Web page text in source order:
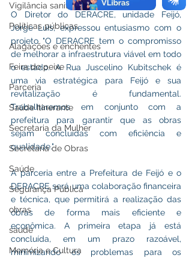
Vigilância sanitária
Políticas públicas
Alagações e enchentes
Feira do peixe
Parceria
Saúde Itinerante
Secretaria da Mulher
Secretaria de Obras
Saúde
Segurança Pública
obras
saude
Memória e Cultura
O Diretor do DERACRE, unidade Feijó,
Jorge Luís, expressou entusiasmo com o
projeto "O DERACRE tem o compromisso
de melhorar a infraestrutura viável em todo
o estado. A Rua Juscelino Kubitschek é
uma via estratégica para Feijó e sua
revitalização é fundamental.
Trabalharemos em conjunto com a
prefeitura para garantir que as obras
sejam concluídas com eficiência e
qualidade."
A parceria entre a Prefeitura de Feijó e o
DERACRE será uma colaboração financeira
e técnica, que permitirá a realização das
obras de forma mais eficiente e
econômica. A primeira etapa já está
concluída, em um prazo razoável,
minimizando os problemas para os